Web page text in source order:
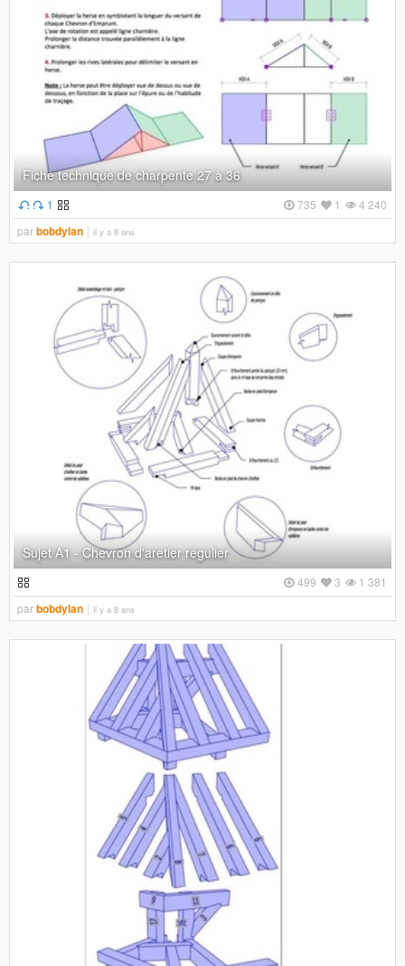
Fiche technique de charpente 27 à 36
1 4 240
1
735
parbobdylan il y a 8 ans
Sujet A1 - Chevron d'aretier régulier
1 381
3
499
parbobdylan il y a 8 ans